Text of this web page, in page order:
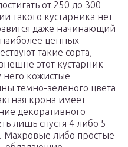
от 250 до 300
такого кустарника нет
даже начинающий
ценных
такие сорта,
этот кустарник
кожистые
темно-зеленого цвета
крона имеет
декоративного
лишь спустя 4 либо 5
Махровые либо простые